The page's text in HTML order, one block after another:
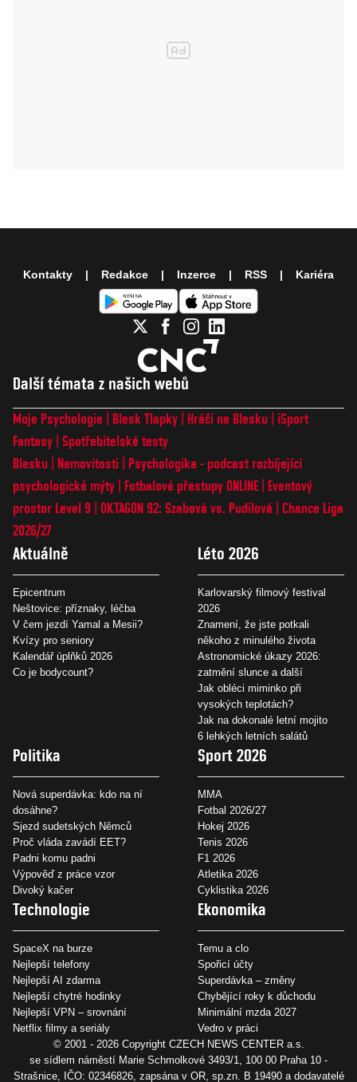
Další témata z našich webů
Moje Psychologie Blesk Tlapky Hráči na Blesku
iSport
Fantasy Spotřebitelské testy
Blesku
Nemovitosti
Psychologika - podcast rozbíjející
psychologické mýty
Fotbalové přestupy ONLINE
Eventový
prostor Level 9 OKTAGON 92: Szabová vs. Pudilová
Chance Liga
2026/27
Aktuálně
Epicentrum
Neštovice: příznaky, léčba
V čem jezdí Yamal a Mesii?
Kvízy pro seniory
Kalendář úplňků 2026
Co je bodycount?
Léto 2026
Karlovarský filmový festival
2026
Znamení, že jste potkali
někoho z minulého života
Astronomické úkazy 2026:
zatmění slunce a další
Jak obléci miminko při
vysokých teplotách?
Jak na dokonalé letní mojito
6 lehkých letních salátů
Politika
Nová superdávka: kdo na ní
dosáhne?
Sjezd sudetských Němců
Proč vláda zavádí EET?
Padni komu padni
Výpověď z práce vzor
Divoký kačer
Sport 2026
MMA
Fotbal 2026/27
Hokej 2026
Tenis 2026
F1 2026
Atletika 2026
Cyklistika 2026
Technologie
SpaceX na burze
Nejlepší telefony
Nejlepší AI zdarma
Nejlepší chytré hodinky
Nejlepší VPN – srovnání
Netflix filmy a seriály
Ekonomika
Temu a clo
Spořicí účty
Superdávka – změny
Chybějící roky k důchodu
Minimální mzda 2027
Vedro v práci
Kontakty Redakce Inzerce RSS Kariéra
© 2001 - 2026 Copyright CZECH NEWS CENTER a.s.
se sídlem náměstí Marie Schmolkové 3493/1, 100 00 Praha 10 -
Strašnice, IČO: 02346826, zapsána v OR, sp.zn. B 19490 a dodavatelé